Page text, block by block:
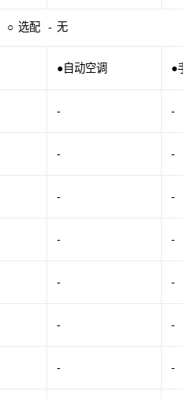
○ 选配 - 无
●自动空调 ●
- -
- -
- -
- -
- -
- -
- -